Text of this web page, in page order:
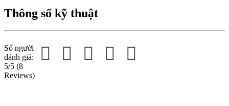
Thông số kỹ thuật
Số người
đánh giá:
5/5 (8
Reviews)